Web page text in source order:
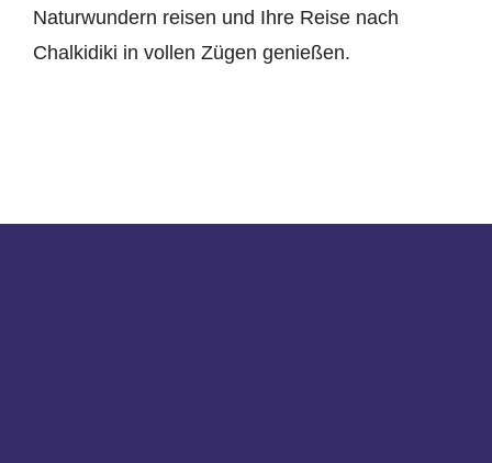
Naturwundern reisen und Ihre Reise nach
Chalkidiki in vollen Zügen genießen.